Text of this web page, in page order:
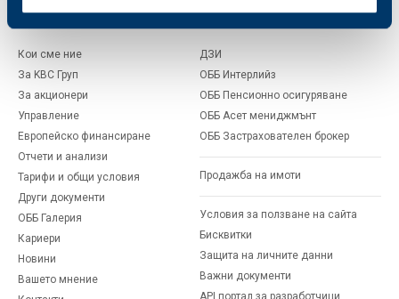
За ОББ
Кои сме ние
За KBC Груп
За акционери
Управление
Европейско финансиране
Отчети и анализи
Тарифи и общи условия
Други документи
ОББ Галерия
Кариери
Новини
Вашето мнение
Групата на KBC
ДЗИ
ОББ Интерлийз
ОББ Пенсионно осигуряване
ОББ Асет мениджмънт
ОББ Застрахователен брокер
Продажба на имоти
Условия за ползване на сайта
Бисквитки
Защита на личните данни
Важни документи
API портал за разработчици